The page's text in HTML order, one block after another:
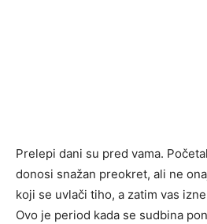
Prelepi dani su pred vama.
donosi snažan preokret, ali ne
koji se uvlači tiho, a zatim vas
Ovo je period kada se sudbina